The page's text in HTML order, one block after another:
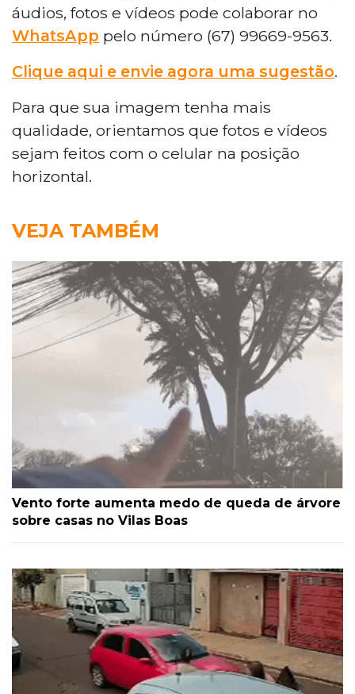
áudios, fotos e vídeos pode colaborar no
WhatsApp pelo número (67) 99669-9563.
Clique aqui e envie agora uma sugestão.
Para que sua imagem tenha mais
qualidade, orientamos que fotos e vídeos
sejam feitos com o celular na posição
horizontal.
VEJA TAMBÉM
Vento forte aumenta medo de queda de árvore
sobre casas no Vilas Boas